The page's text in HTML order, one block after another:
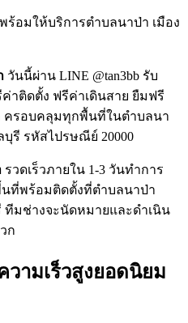
ร้อมให้บริการตำบลนาป่า เมือง
วันนี้ผ่าน LINE @tan3bb รับ
าติดตั้ง ฟรีค่าเดินสาย ยืมฟรี
ครอบคลุมทุกพื้นที่ในตำบลนา
บุรี รหัสไปรษณีย์ 20000
รวดเร็วภายใน 1-3 วันทำการ
ที่พร้อมติดตั้งที่ตำบลนาป่า
ทีมช่างจะนัดหมายและดำเนิน
ก
วามเร็วสูงยอดนิยม